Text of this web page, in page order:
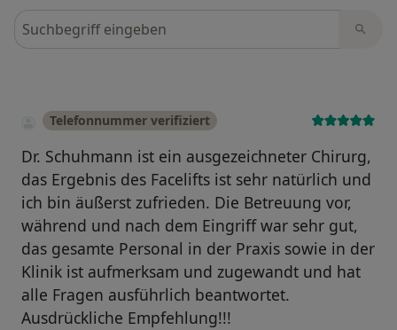
Bewertungen durchsuchen
Telefonnummer verifiziert
Dr. Schuhmann ist ein ausgezeichneter Chirurg,
das Ergebnis des Facelifts ist sehr natürlich und
ich bin äußerst zufrieden. Die Betreuung vor,
während und nach dem Eingriff war sehr gut,
das gesamte Personal in der Praxis sowie in der
Klinik ist aufmerksam und zugewandt und hat
alle Fragen ausführlich beantwortet.
Ausdrückliche Empfehlung!!!